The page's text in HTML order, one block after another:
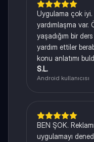
Uygulama çok
yardımlaşma var.
yaşadığım bir
yardım ettiler
konu anlatımı
S.L.
Android kullanıcısı
BEN ŞOK.
uygulamayı